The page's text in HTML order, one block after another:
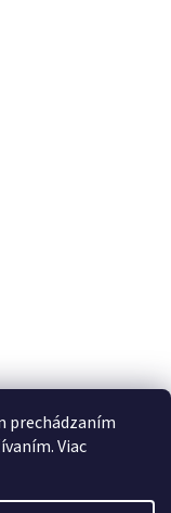
prechádzaním
Viac